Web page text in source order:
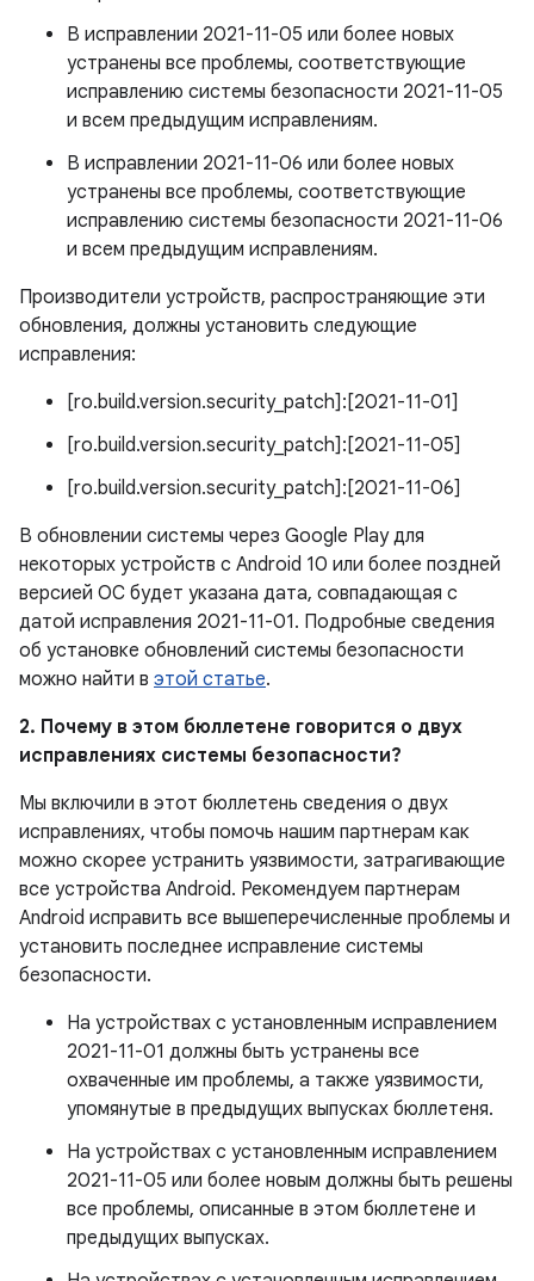
В исправлении 2021-11-05 или более новых
устранены все проблемы, соответствующие
исправлению системы безопасности 2021-11-05
и всем предыдущим исправлениям.
В исправлении 2021-11-06 или более новых
устранены все проблемы, соответствующие
исправлению системы безопасности 2021-11-06
и всем предыдущим исправлениям.
Производители устройств, распространяющие эти
обновления, должны установить следующие
исправления:
[ro.build.version.security_patch]:[2021-11-01]
[ro.build.version.security_patch]:[2021-11-05]
[ro.build.version.security_patch]:[2021-11-06]
В обновлении системы через Google Play для
некоторых устройств с Android 10 или более поздней
версией ОС будет указана дата, совпадающая с
датой исправления 2021-11-01. Подробные сведения
об установке обновлений системы безопасности
можно найти в этой статье.
2. Почему в этом бюллетене говорится о двух
исправлениях системы безопасности?
Мы включили в этот бюллетень сведения о двух
исправлениях, чтобы помочь нашим партнерам как
можно скорее устранить уязвимости, затрагивающие
все устройства Android. Рекомендуем партнерам
Android исправить все вышеперечисленные проблемы и
установить последнее исправление системы
безопасности.
На устройствах с установленным исправлением
2021-11-01 должны быть устранены все
охваченные им проблемы, а также уязвимости,
упомянутые в предыдущих выпусках бюллетеня.
На устройствах с установленным исправлением
2021-11-05 или более новым должны быть решены
все проблемы, описанные в этом бюллетене и
предыдущих выпусках.